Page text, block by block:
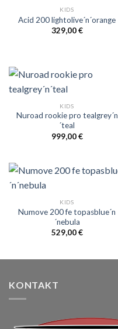
KIDS
Acid 200 lightolive´n´orange
329,00€
KIDS
Nuroad rookie pro tealgrey´n
´teal
999,00€
KIDS
Numove 200 fe topasblue´n
´nebula
529,00€
KONTAKT